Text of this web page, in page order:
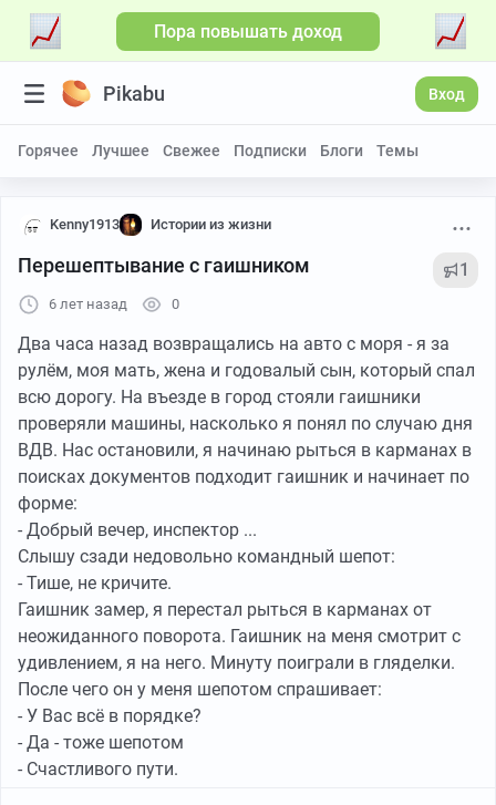
Пора повышать доход
Pikabu Вход
Горячее Лучшее Свежее Подписки Блоги Темы
Kenny1913 Истории из жизни
Перешептывание с гаишником 1
6 лет назад 0
Два часа назад возвращались на авто с моря - я за
рулём, моя мать, жена и годовалый сын, который спал
всю дорогу. На въезде в город стояли гаишники
проверяли машины, насколько я понял по случаю дня
ВДВ. Нас остановили, я начинаю рыться в карманах в
поисках документов подходит гаишник и начинает по
форме:
- Добрый вечер, инспектор ...
Слышу сзади недовольно командный шепот:
- Тише, не кричите.
Гаишник замер, я перестал рыться в карманах от
неожиданного поворота. Гаишник на меня смотрит с
удивлением, я на него. Минуту поиграли в гляделки.
После чего он у меня шепотом спрашивает:
- У Вас всё в порядке?
- Да - тоже шепотом
- Счастливого пути.